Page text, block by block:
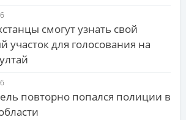
смогут узнать свой
участок для голосования на
повторно попался полиции в